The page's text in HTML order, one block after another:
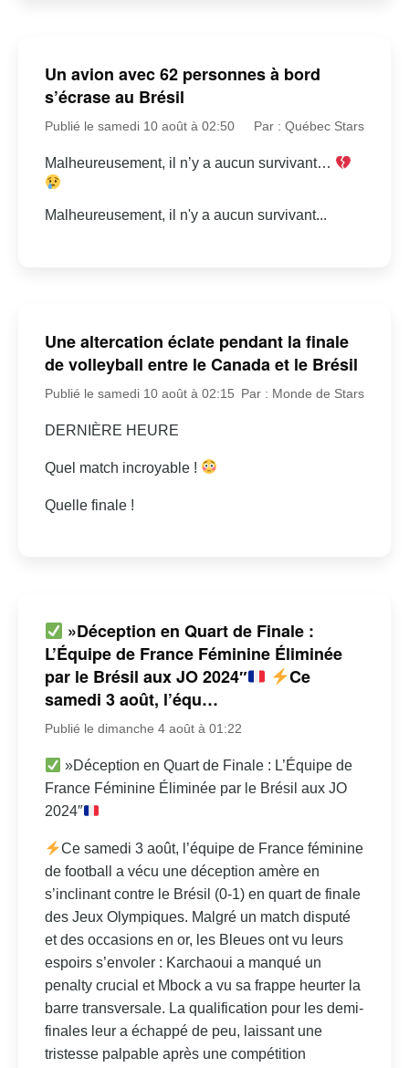
Un avion avec 62 personnes à bord
s’écrase au Brésil
Publié le samedi 10 août à 02:50 Par : Québec Stars
Malheureusement, il n’y a aucun survivant…
Malheureusement, il n'y a aucun survivant...
Une altercation éclate pendant la finale
de volleyball entre le Canada et le Brésil
Publié le samedi 10 août à 02:15 Par : Monde de Stars
DERNIÈRE HEURE
Quel match incroyable !
Quelle finale !
»Déception en Quart de Finale :
L’Équipe de France Féminine Éliminée
par le Brésil aux JO 2024″
Ce
samedi 3 août, l’équ…
Publié le dimanche 4 août à 01:22
»Déception en Quart de Finale : L’Équipe de
France Féminine Éliminée par le Brésil aux JO
2024″
Ce samedi 3 août, l’équipe de France féminine
de football a vécu une déception amère en
s’inclinant contre le Brésil (0-1) en quart de finale
des Jeux Olympiques. Malgré un match disputé
et des occasions en or, les Bleues ont vu leurs
espoirs s’envoler : Karchaoui a manqué un
penalty crucial et Mbock a vu sa frappe heurter la
barre transversale. La qualification pour les demi-
finales leur a échappé de peu, laissant une
tristesse palpable après une compétition